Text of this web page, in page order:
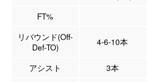
FT%
リバウンド(Off-
Def-TO)
4-6-10本
アシスト 3本